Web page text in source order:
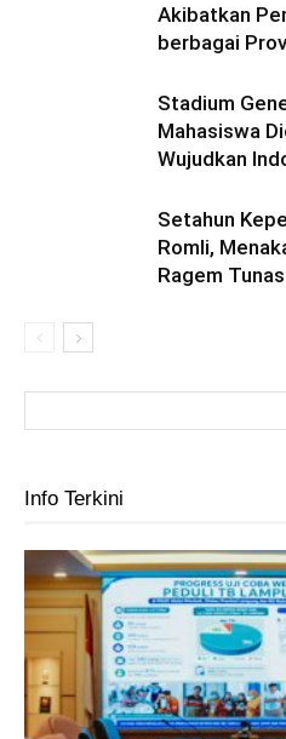
Akibatkan
berbagai
Stadium
Mahasiswa
Wujudkan
Setahun
Romli,
Ragem
Info Terkini